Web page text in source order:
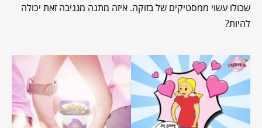
שכולו עשוי ממסטיקים של בזוקה. איזה מתנה מגניבה זאת יכולה
להיות?